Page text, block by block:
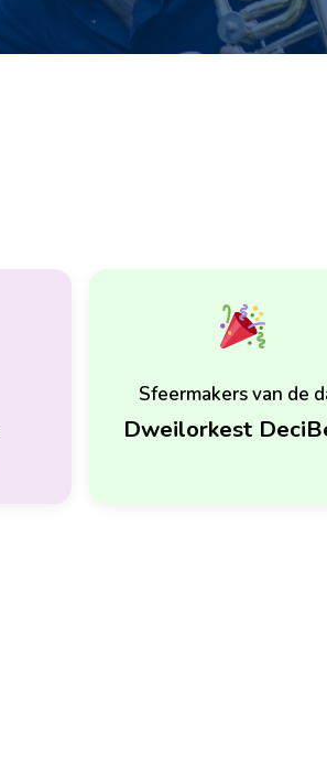
Sfeermakers van de
Dweilorkest